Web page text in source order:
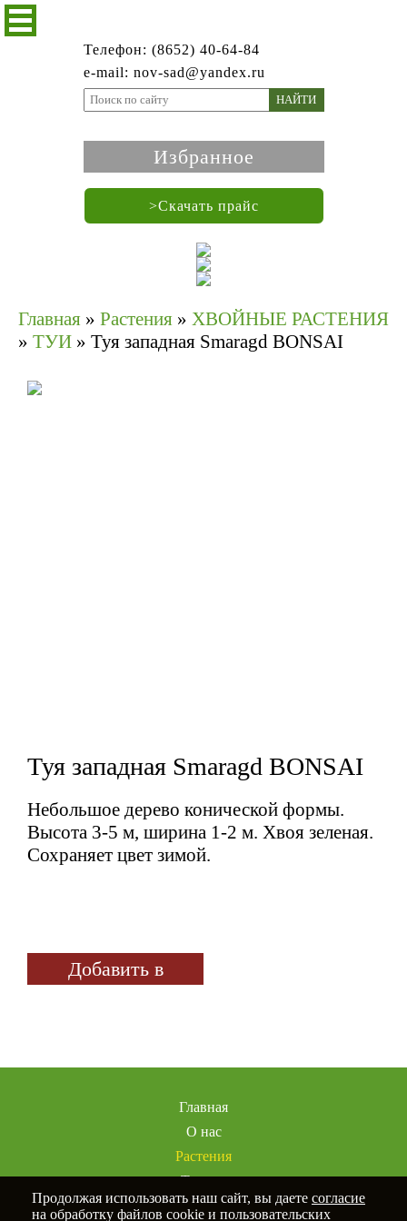
Телефон: (8652) 40-64-84
e-mail: nov-sad@yandex.ru
НАЙТИ
Избранное
>Скачать прайс
Главная » Растения » ХВОЙНЫЕ РАСТЕНИЯ
» ТУИ » Туя западная Smaragd BONSAI
Туя западная Smaragd BONSAI
Небольшое дерево конической формы.
Высота 3-5 м, ширина 1-2 м. Хвоя зеленая.
Сохраняет цвет зимой.
Добавить в
Главная
О нас
Растения
Товары
Услуги
Продолжая использовать наш сайт, вы даете согласие
на обработку файлов cookie и пользовательских